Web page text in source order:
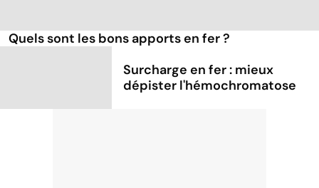
Quels sont les bons apports en fer ?
Surcharge en fer : mieux
dépister l'hémochromatose